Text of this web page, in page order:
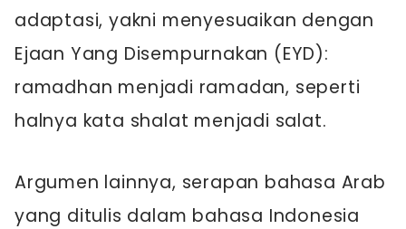
adaptasi, yakni menyesuaikan dengan
Ejaan Yang Disempurnakan (EYD):
ramadhan menjadi ramadan, seperti
halnya kata shalat menjadi salat.
Argumen lainnya, serapan bahasa Arab
yang ditulis dalam bahasa Indonesia